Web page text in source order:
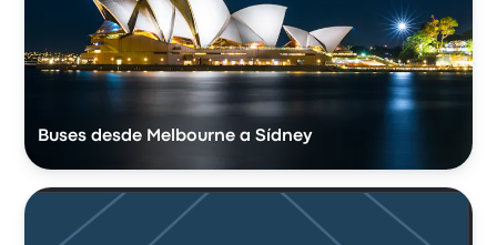
Buses desde Melbourne a Sídney